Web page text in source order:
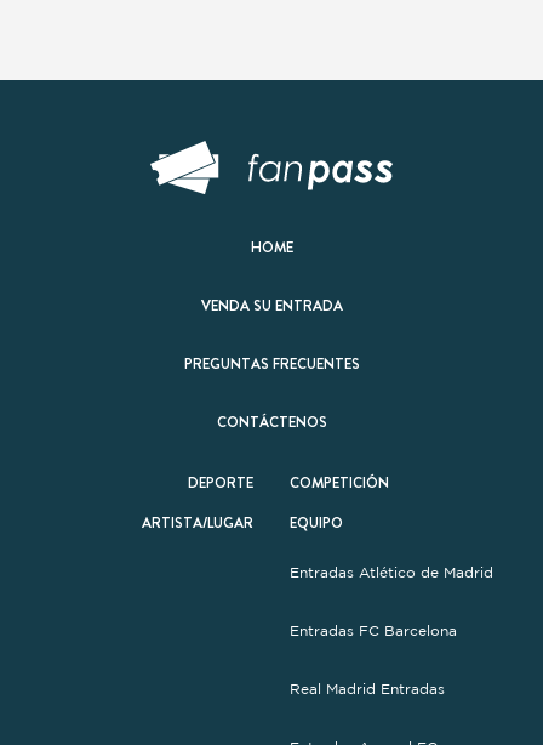
HOME
VENDA SU ENTRADA
PREGUNTAS FRECUENTES
CONTÁCTENOS
DEPORTE
COMPETICIÓN
ARTISTA/LUGAR
EQUIPO
Entradas Atlético de Madrid
Entradas FC Barcelona
Real Madrid Entradas